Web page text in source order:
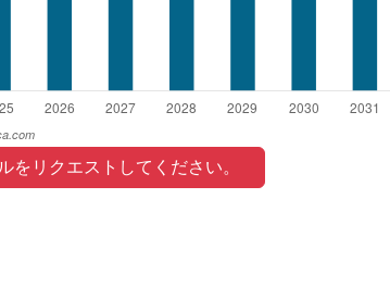
をリクエストしてください。